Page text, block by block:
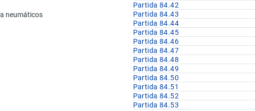
neumáticos
u
u
Partida 84.42
Partida 84.43
Partida 84.44
Partida 84.45
Partida 84.46
Partida 84.47
Partida 84.48
Partida 84.49
Partida 84.50
Partida 84.51
Partida 84.52
Partida 84.53